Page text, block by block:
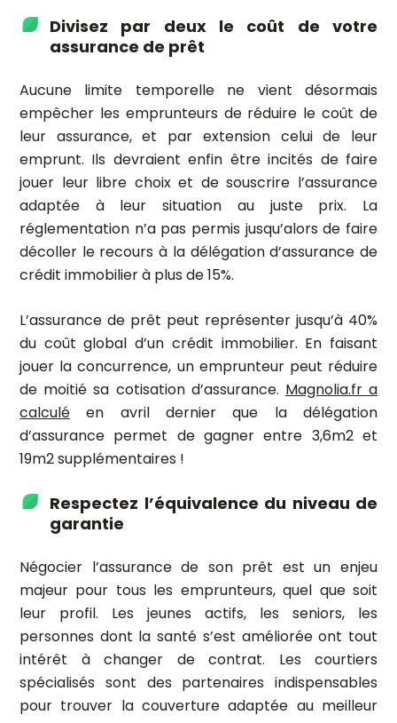
Divisez par deux le coût de votre
assurance de prêt
Aucune limite temporelle ne vient désormais
empêcher les emprunteurs de réduire le coût de
leur assurance, et par extension celui de leur
emprunt. Ils devraient enfin être incités de faire
jouer leur libre choix et de souscrire l’assurance
adaptée à leur situation au juste prix. La
réglementation n’a pas permis jusqu’alors de faire
décoller le recours à la délégation d’assurance de
crédit immobilier à plus de 15%.
L’assurance de prêt peut représenter jusqu’à 40%
du coût global d’un crédit immobilier. En faisant
jouer la concurrence, un emprunteur peut réduire
de moitié sa cotisation d’assurance. Magnolia.fr a
calculé en avril dernier que la délégation
d’assurance permet de gagner entre 3,6m2 et
19m2 supplémentaires !
Respectez l’équivalence du niveau de
garantie
Négocier l’assurance de son prêt est un enjeu
majeur pour tous les emprunteurs, quel que soit
leur profil. Les jeunes actifs, les seniors, les
personnes dont la santé s’est améliorée ont tout
intérêt à changer de contrat. Les courtiers
spécialisés sont des partenaires indispensables
pour trouver la couverture adaptée au meilleur